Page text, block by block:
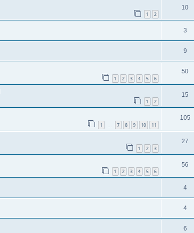
1 2
10
3
9
1 2 3 4 5 6
50
1 2
15
1 7 8 9 10 11
105
1 2 3
27
1 2 3 4 5 6
56
4
4
6